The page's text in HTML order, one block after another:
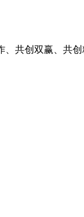
共创双赢、共创